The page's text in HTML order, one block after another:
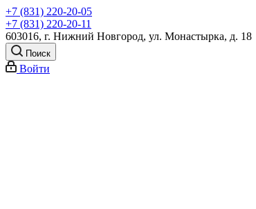
+7 (831) 220-20-05
+7 (831) 220-20-11
603016, г. Нижний Новгород, ул. Монастырка, д. 18
Поиск
Войти